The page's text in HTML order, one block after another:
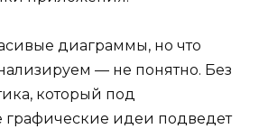
диаграммы, но что
— не понятно. Без
который под
графические идеи подведет